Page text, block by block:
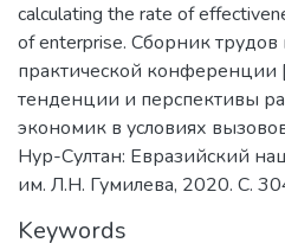
calculating the rate of
of enterprise. Сборник
практической
тенденции и перспективы
экономик в условиях
Нур-Султан: Евразийский
им. Л.Н. Гумилева, 2020. С.
Keywords